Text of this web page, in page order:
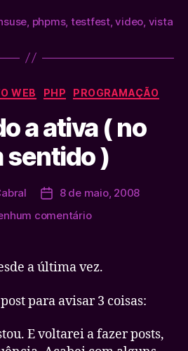
phpms, testfest,video vista
Categorias
WEB PHP PROGRAMAÇÃO
a ativa ( no
sentido )
Data8 de maio, 2008
comentárioem
ativa
bom
)
a última vez.
para avisar 3 coisas:
E voltarei a fazer posts,